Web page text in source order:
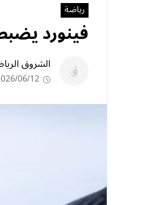
رياضة
فينورد
الشروق
06/12